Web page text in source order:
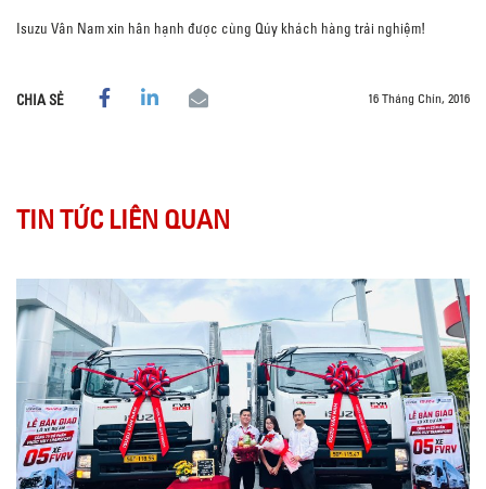
Isuzu Vân Nam xin hân hạnh được cùng Qúy khách hàng trải nghiệm!
CHIA SẺ 16 Tháng Chín, 2016
TIN TỨC LIÊN QUAN